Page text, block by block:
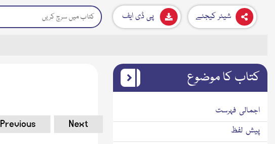
پی ڈی ایف شیئر کیجئے
Previous Next
کتاب کا موضوع
اجمالی فہرست
پیش لفظ